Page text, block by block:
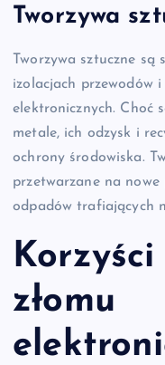
Tworzywa
Tworzywa sztuczne
izolacjach przewodów
elektronicznych. Choć
metale, ich odzysk i
ochrony środowiska.
przetwarzane na
odpadów trafiających
złomu